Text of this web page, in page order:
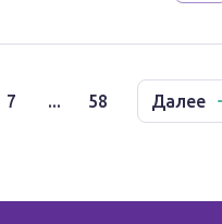
7 ... 58 Далее